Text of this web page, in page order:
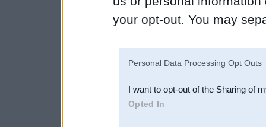
your opt-out. You may
Downstream Participants
third parties.
Personal Data Processing Opt Outs
I want to opt-out of the Sharing of
Opted In